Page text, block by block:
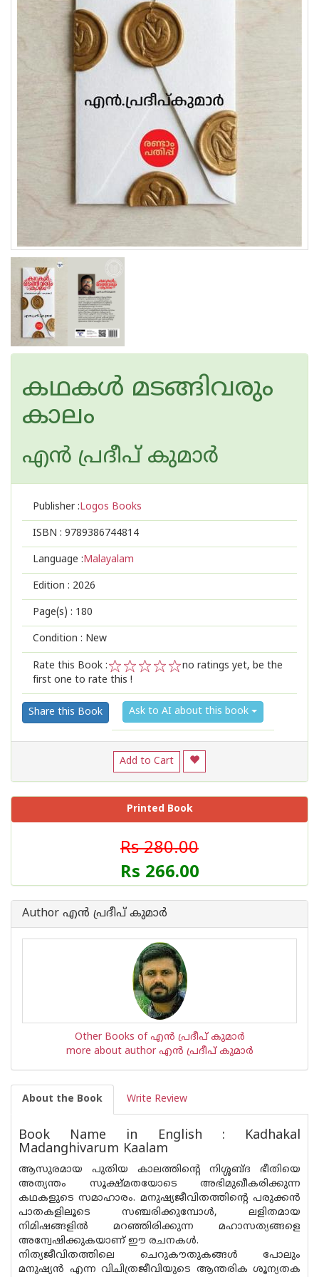
കഥകൾ മടങ്ങിവരും
കാലം
എന്‍ പ്രദീപ്‌ കുമാര്‍
Publisher :Logos Books
ISBN : 9789386744814
Language :Malayalam
Edition : 2026
Page(s) : 180
Condition : New
Rate this Book :
2
1
no ratings yet, be the
first one to rate this !
Share this Book Ask to AI about this book
Add to Cart
Printed Book
Rs 280.00
Rs 266.00
Author എന്‍ പ്രദീപ്‌ കുമാര്‍
Other Books of എന്‍ പ്രദീപ്‌ കുമാര്‍
more about author എന്‍ പ്രദീപ്‌ കുമാര്‍
About the Book Write Review
Book Name in English : Kadhakal
Madanghivarum Kaalam
ആസുരമായ പുതിയ കാലത്തിൻ്റെ നിശ്ശബ്ദ ഭീതിയെ
അത്യന്തം സൂക്ഷ്‌മതയോടെ അഭിമുഖീകരിക്കുന്ന
കഥകളുടെ സമാഹാരം. മനുഷ്യജീവിതത്തിന്റെ പരുക്കൻ
പാതകളിലൂടെ സഞ്ചരിക്കുമ്പോൾ, ലളിതമായ
നിമിഷങ്ങളിൽ മറഞ്ഞിരിക്കുന്ന മഹാസത്യങ്ങളെ
അന്വേഷിക്കുകയാണ് ഈ രചനകൾ.
നിത്യജീവിതത്തിലെ ചെറുകൗതുകങ്ങൾ പോലും
മനുഷ്യൻ എന്ന വിചിത്രജീവിയുടെ ആന്തരിക ശൂന്യതക